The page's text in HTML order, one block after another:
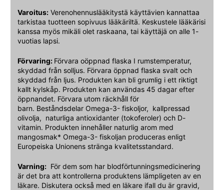
Varoitus: Verenohennuslääkitystä käyttävien kannattaa
tarkistaa tuotteen sopivuus lääkäriltä. Keskustele lääkärisi
kanssa myös mikäli olet raskaana, tai käyttäjä on alle 1-
vuotias lapsi.
Förvaring: Förvara oöppnad flaska I rumstemperatur,
skyddad från solljus. Förvara öppnad flaska svalt och
skyddad från ljus. Produkten kan bli grumlig i ett riktigt
kallt kylskåp. Produkten kan användas 45 dagar efter
öppnandet. Förvara utom räckhåll för
barn. Beståndsdelar Omega-3- fiskoljor, kallpressad
olivolja, naturliga antioxidanter (tokoferoler) och D-
vitamin. Produkten innehåller naturlig arom med
mangosmak* Omega-3- fiskoljan produceras enligt
Europeiska Unionens stränga kvalitetsstandard.
Varning: För dem som har blodförtunningsmedicinering
är det bra att kontrollerna produktens lämpligeten av en
läkare. Diskutera också med en läkare ifall du är gravid,